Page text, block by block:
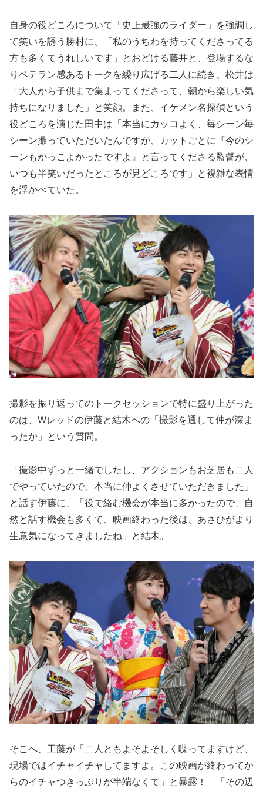
自身の役どころについて「史上最強のライダー」を強調し
て笑いを誘う勝村に、「私のうちわを持ってくださってる
方も多くてうれしいです」とおどける藤井と、登場するな
りベテラン感あるトークを繰り広げる二人に続き、松井は
「大人から子供まで集まってくださって、朝から楽しい気
持ちになりました」と笑顔。また、イケメン名探偵という
役どころを演じた田中は「本当にカッコよく、毎シーン毎
シーン撮っていただいたんですが、カットごとに『今のシ
ーンもかっこよかったですよ』と言ってくださる監督が、
いつも半笑いだったところが見どころです」と複雑な表情
を浮かべていた。
撮影を振り返ってのトークセッションで特に盛り上がった
のは、Wレッドの伊藤と結木への「撮影を通して仲が深ま
ったか」という質問。
「撮影中ずっと一緒でしたし、アクションもお芝居も二人
でやっていたので、本当に仲よくさせていただきました」
と話す伊藤に、「役で絡む機会が本当に多かったので、自
然と話す機会も多くて、映画終わった後は、あさひがより
生意気になってきましたね」と結木。
そこへ、工藤が「二人ともよそよそしく喋ってますけど、
現場ではイチャイチャしてますよ。この映画が終わってか
らのイチャつきっぷりが半端なくて」と暴露！ 「その辺